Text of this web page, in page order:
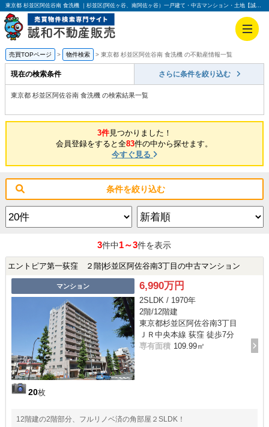
東京都 杉並区阿佐谷南 食洗機 ｜杉並区(阿佐ヶ谷、南阿佐ヶ谷）一戸建て・中古マンション・土地【誠和不動産販売】
売買TOPページ 物件検索 東京都 杉並区阿佐谷南 食洗機 の不動産情報一覧
現在の検索条件 さらに条件を絞り込む
東京都 杉並区阿佐谷南 食洗機 の検索結果一覧
3件見つかりました！
会員登録をすると全83件の中から探せます。
今すぐ見る
条件を絞り込む
3件中1～3件を表示
エントピア第一荻窪 ２階|杉並区阿佐谷南3丁目の中古マンション
マンション
20枚
6,990万円
2SLDK / 1970年
2階/12階建
東京都杉並区阿佐谷南3丁目
ＪＲ中央本線 荻窪 徒歩7分
専有面積 109.99㎡
12階建の2階部分、フルリノベ済の角部屋２SLDK！